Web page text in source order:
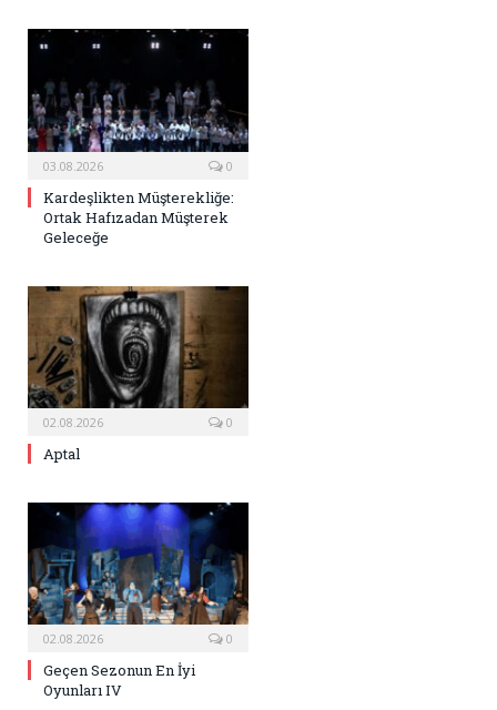
03.08.2026 0
Kardeşlikten Müşterekliğe:
Ortak Hafızadan Müşterek
Geleceğe
02.08.2026 0
Aptal
02.08.2026 0
Geçen Sezonun En İyi
Oyunları IV